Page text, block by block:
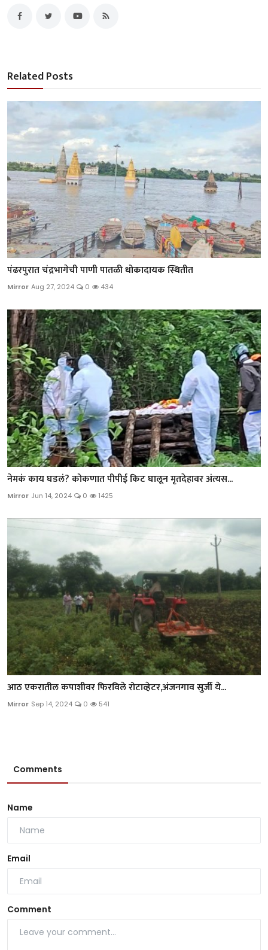
Related Posts
पंढरपुरात चंद्रभागेची पाणी पातळी धोकादायक स्थितीत
Mirror Aug 27, 2024 0 434
नेमकं काय घडलं? कोकणात पीपीई किट घालून मृतदेहावर अंत्यस...
Mirror Jun 14, 2024 0 1425
आठ एकरातील कपाशीवर फिरविले रोटाव्हेटर,अंजनगाव सुर्जी ये...
Mirror Sep 14, 2024 0 541
Comments
Name
Email
Comment